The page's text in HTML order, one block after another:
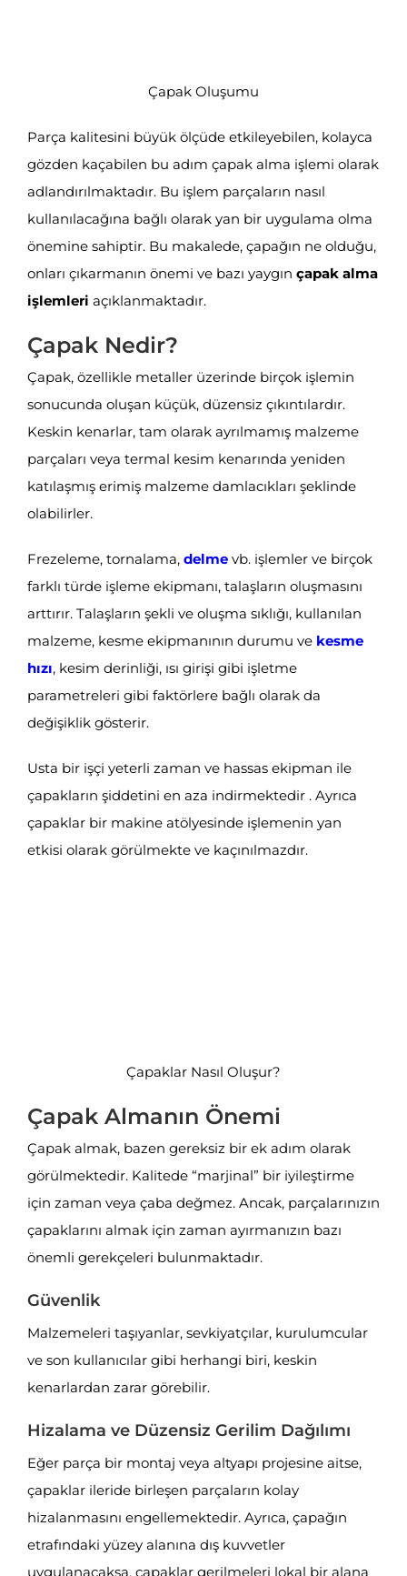
Çapak Oluşumu
Parça kalitesini büyük ölçüde etkileyebilen, kolayca
gözden kaçabilen bu adım çapak alma işlemi olarak
adlandırılmaktadır. Bu işlem parçaların nasıl
kullanılacağına bağlı olarak yan bir uygulama olma
önemine sahiptir. Bu makalede, çapağın ne olduğu,
onları çıkarmanın önemi ve bazı yaygın çapak alma
işlemleri açıklanmaktadır.
Çapak Nedir?
Çapak, özellikle metaller üzerinde birçok işlemin
sonucunda oluşan küçük, düzensiz çıkıntılardır.
Keskin kenarlar, tam olarak ayrılmamış malzeme
parçaları veya termal kesim kenarında yeniden
katılaşmış erimiş malzeme damlacıkları şeklinde
olabilirler.
Frezeleme, tornalama, delme vb. işlemler ve birçok
farklı türde işleme ekipmanı, talaşların oluşmasını
arttırır. Talaşların şekli ve oluşma sıklığı, kullanılan
malzeme, kesme ekipmanının durumu ve kesme
hızı, kesim derinliği, ısı girişi gibi işletme
parametreleri gibi faktörlere bağlı olarak da
değişiklik gösterir.
Usta bir işçi yeterli zaman ve hassas ekipman ile
çapakların şiddetini en aza indirmektedir . Ayrıca
çapaklar bir makine atölyesinde işlemenin yan
etkisi olarak görülmekte ve kaçınılmazdır.
Çapaklar Nasıl Oluşur?
Çapak Almanın Önemi
Çapak almak, bazen gereksiz bir ek adım olarak
görülmektedir. Kalitede “marjinal” bir iyileştirme
için zaman veya çaba değmez. Ancak, parçalarınızın
çapaklarını almak için zaman ayırmanızın bazı
önemli gerekçeleri bulunmaktadır.
Güvenlik
Malzemeleri taşıyanlar, sevkiyatçılar, kurulumcular
ve son kullanıcılar gibi herhangi biri, keskin
kenarlardan zarar görebilir.
Hizalama ve Düzensiz Gerilim Dağılımı
Eğer parça bir montaj veya altyapı projesine aitse,
çapaklar ileride birleşen parçaların kolay
hizalanmasını engellemektedir. Ayrıca, çapağın
etrafındaki yüzey alanına dış kuvvetler
uygulanacaksa, çapaklar gerilmeleri lokal bir alana